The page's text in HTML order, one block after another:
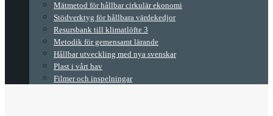
Mätmetod för hållbar cirkulär ekonomi
Stödverktyg för hållbara värdekedjor
Resursbank till klimatlöfte 3
Metodik för gemensamt lärande
Hållbar utveckling med nya svenskar
Plast i vårt hav
Filmer och inspelningar